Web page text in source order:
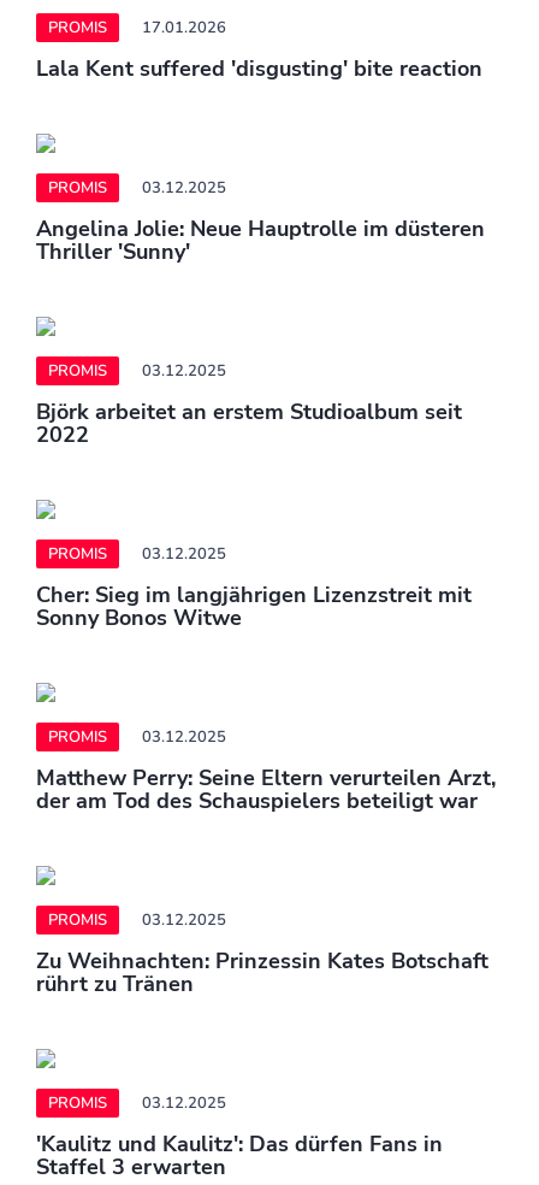
PROMIS 17.01.2026
Lala Kent suffered 'disgusting' bite reaction
PROMIS 03.12.2025
Angelina Jolie: Neue Hauptrolle im düsteren
Thriller 'Sunny'
PROMIS 03.12.2025
Björk arbeitet an erstem Studioalbum seit
2022
PROMIS 03.12.2025
Cher: Sieg im langjährigen Lizenzstreit mit
Sonny Bonos Witwe
PROMIS 03.12.2025
Matthew Perry: Seine Eltern verurteilen Arzt,
der am Tod des Schauspielers beteiligt war
PROMIS 03.12.2025
Zu Weihnachten: Prinzessin Kates Botschaft
rührt zu Tränen
PROMIS 03.12.2025
'Kaulitz und Kaulitz': Das dürfen Fans in
Staffel 3 erwarten